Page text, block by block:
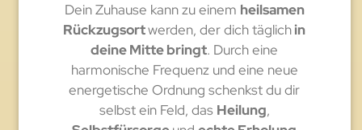
Dein Zuhause kann zu einem heilsamen
Rückzugsortwerden, der dich täglichin
deine Mitte bringt. Durch eine
harmonische Frequenz und eine neue
energetische Ordnung schenkst du dir
selbst ein Feld, das Heilung,